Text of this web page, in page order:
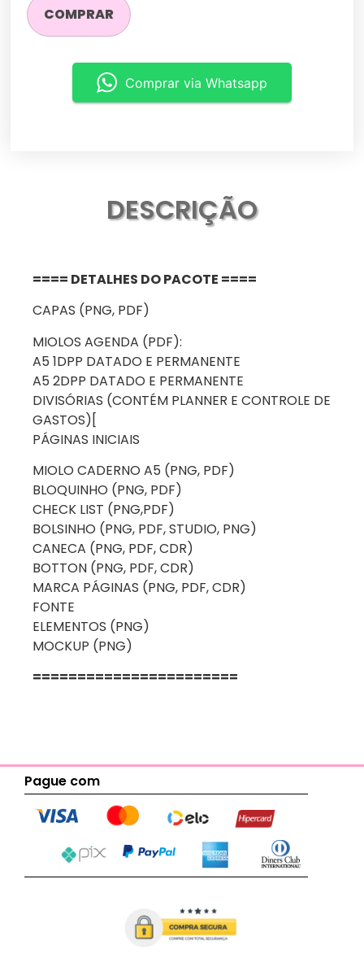
COMPRAR
Comprar via Whatsapp
DESCRIÇÃO
==== DETALHES DO PACOTE ====
CAPAS (PNG, PDF)
MIOLOS AGENDA (PDF):
A5 1DPP DATADO E PERMANENTE
A5 2DPP DATADO E PERMANENTE
DIVISÓRIAS (CONTÉM PLANNER E CONTROLE DE
GASTOS)[
PÁGINAS INICIAIS
MIOLO CADERNO A5 (PNG, PDF)
BLOQUINHO (PNG, PDF)
CHECK LIST (PNG,PDF)
BOLSINHO (PNG, PDF, STUDIO, PNG)
CANECA (PNG, PDF, CDR)
BOTTON (PNG, PDF, CDR)
MARCA PÁGINAS (PNG, PDF, CDR)
FONTE
ELEMENTOS (PNG)
MOCKUP (PNG)
=======================
Pague com